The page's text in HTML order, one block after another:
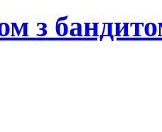
з